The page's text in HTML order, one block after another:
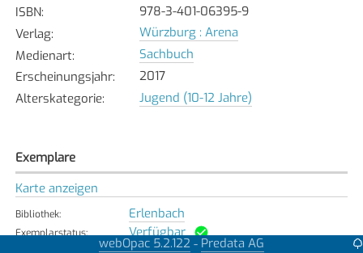
ISBN:
978-3-401-06395-9
Verlag:
Würzburg : Arena
Medienart:
Sachbuch
Erscheinungsjahr:
2017
Alterskategorie: Jugend (10-12 Jahre)
Exemplare
Karte anzeigen
Bibliothek: Erlenbach
Exemplarstatus: Verfügbar
webOpac 5.2.122 - Predata AG